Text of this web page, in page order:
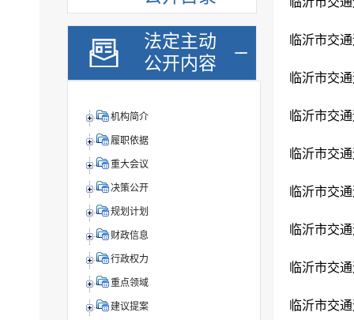
法定主动
公开内容
机构简介
履职依据
重大会议
决策公开
规划计划
财政信息
行政权力
重点领域
建议提案
临沂市交